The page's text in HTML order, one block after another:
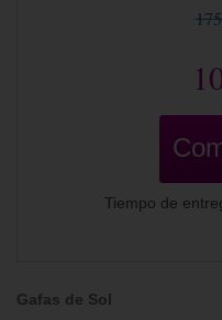
Tiempo de
Gafas de Sol